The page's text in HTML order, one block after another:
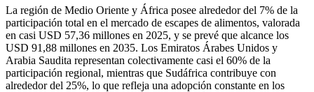
La región de Medio Oriente y África posee alrededor del 7% de la
participación total en el mercado de escapes de alimentos, valorada
en casi USD 57,36 millones en 2025, y se prevé que alcance los
USD 91,88 millones en 2035. Los Emiratos Árabes Unidos y
Arabia Saudita representan colectivamente casi el 60% de la
participación regional, mientras que Sudáfrica contribuye con
alrededor del 25%, lo que refleja una adopción constante en los